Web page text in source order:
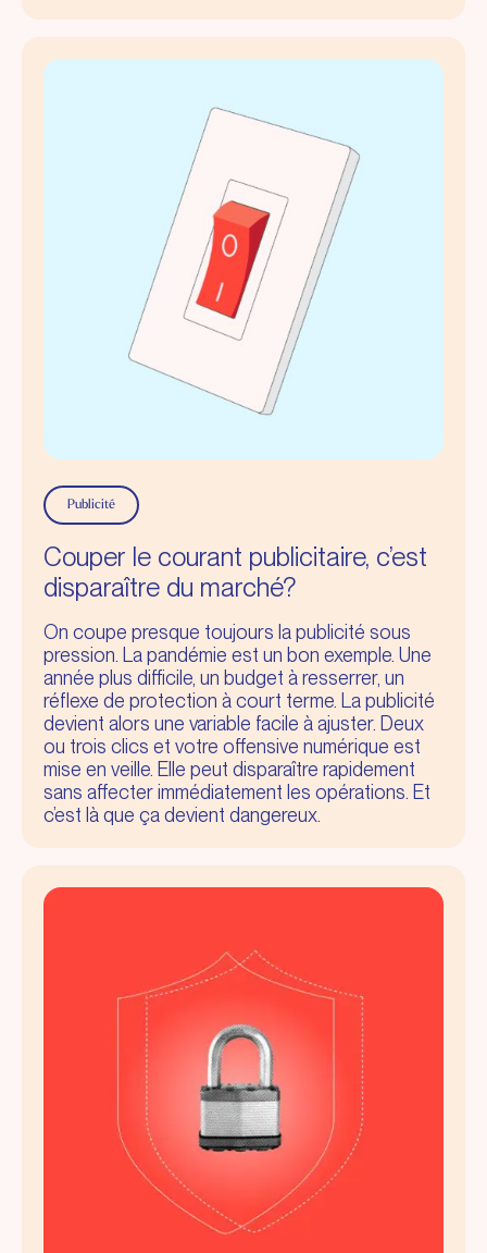
Publicité
Couper le courant publicitaire, c’est
disparaître du marché?
On coupe presque toujours la publicité sous
pression. La pandémie est un bon exemple. Une
année plus difficile, un budget à resserrer, un
réflexe de protection à court terme. La publicité
devient alors une variable facile à ajuster. Deux
ou trois clics et votre offensive numérique est
mise en veille. Elle peut disparaître rapidement
sans affecter immédiatement les opérations. Et
c’est là que ça devient dangereux.